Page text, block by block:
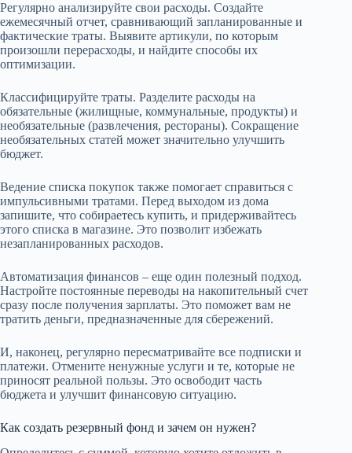
Регулярно анализируйте свои расходы. Создайте
ежемесячный отчет, сравнивающий запланированные и
фактические траты. Выявите артикули, по которым
произошли перерасходы, и найдите способы их
оптимизации.
Классифицируйте траты. Разделите расходы на
обязательные (жилищные, коммунальные, продукты) и
необязательные (развлечения, рестораны). Сокращение
необязательных статей может значительно улучшить
бюджет.
Ведение списка покупок также помогает справиться с
импульсивными тратами. Перед выходом из дома
запишите, что собираетесь купить, и придерживайтесь
этого списка в магазине. Это позволит избежать
незапланированных расходов.
Автоматизация финансов – еще один полезный подход.
Настройте постоянные переводы на накопительный счет
сразу после получения зарплаты. Это поможет вам не
тратить деньги, предназначенные для сбережений.
И, наконец, регулярно пересматривайте все подписки и
платежи. Отмените ненужные услуги и те, которые не
приносят реальной пользы. Это освободит часть
бюджета и улучшит финансовую ситуацию.
Как создать резервный фонд и зачем он нужен?